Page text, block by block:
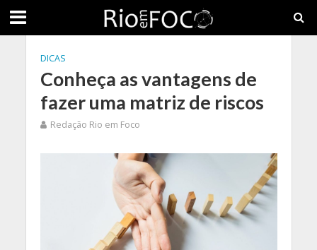
DICAS
Conheça as vantagens de
fazer uma matriz de riscos
Redação Rio em Foco